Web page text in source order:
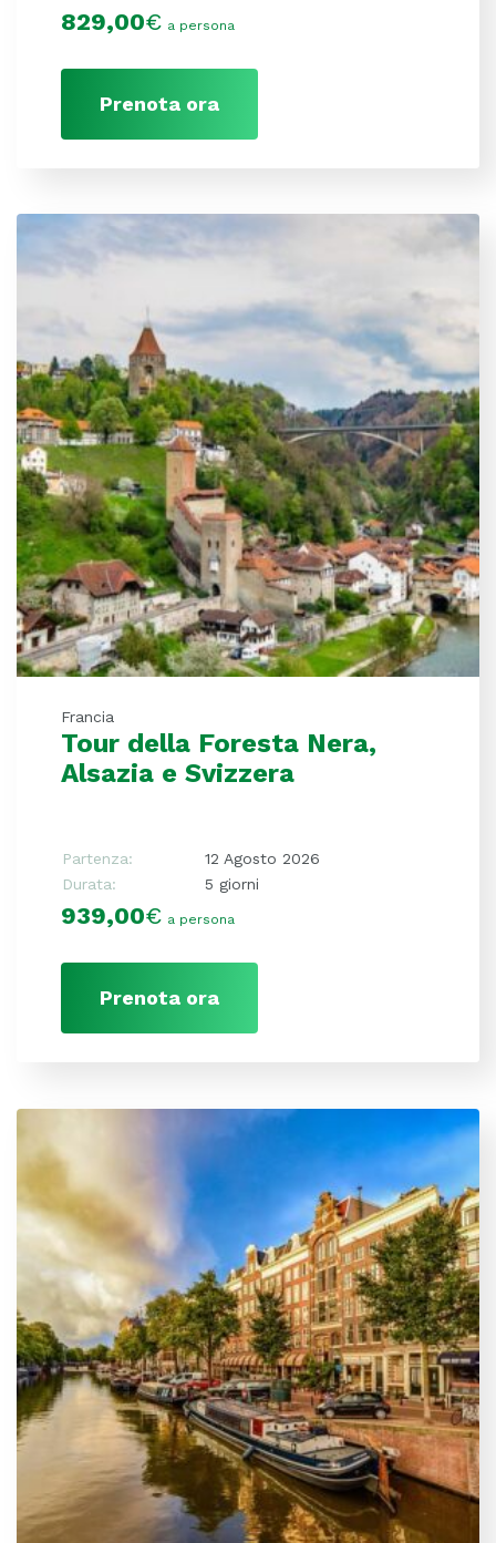
829,00€ a persona
Prenota ora
Francia
Tour della Foresta Nera,
Alsazia e Svizzera
Partenza:
12 Agosto 2026
Durata:
5 giorni
939,00€ a persona
Prenota ora